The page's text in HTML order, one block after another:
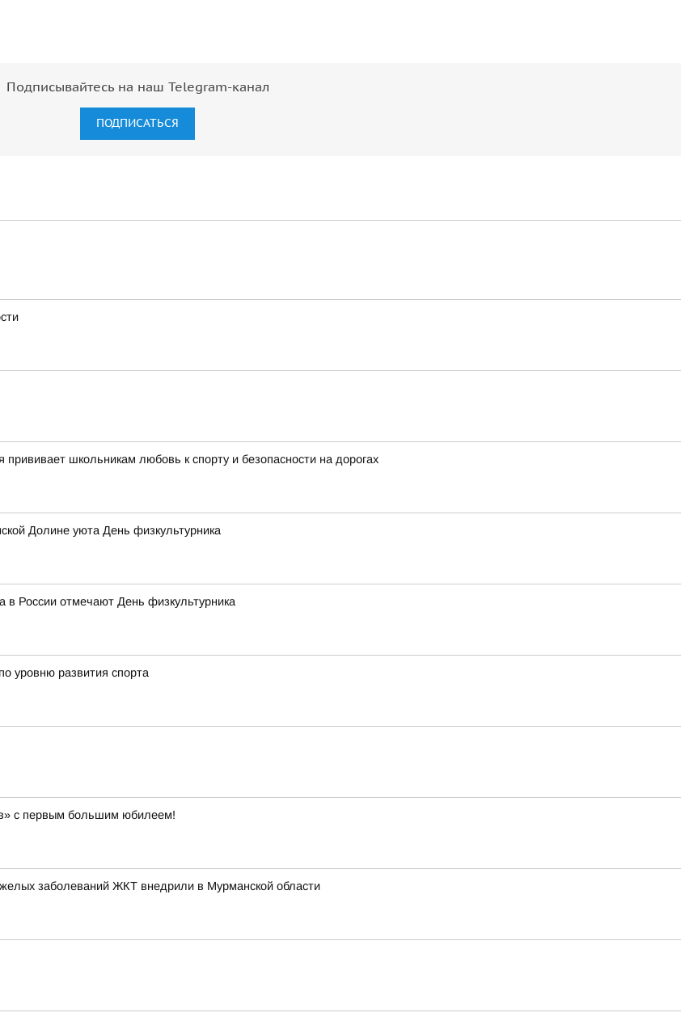
Подписывайтесь на наш Telegram-канал
ПОДПИСАТЬСЯ
школьникам любовь к спорту и безопасности на дорогах
Долине уюта День физкультурника
в России отмечают День физкультурника
уровню развития спорта
с первым большим юбилеем!
заболеваний ЖКТ внедрили в Мурманской области